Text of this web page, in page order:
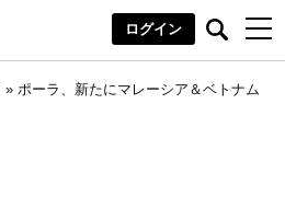
ログイン
» ポーラ、新たにマレーシア＆ベトナム